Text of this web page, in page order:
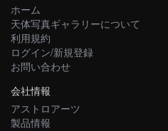
ホーム
天体写真ギャラリーについて
利用規約
ログイン/新規登録
お問い合わせ
会社情報
アストロアーツ
製品情報